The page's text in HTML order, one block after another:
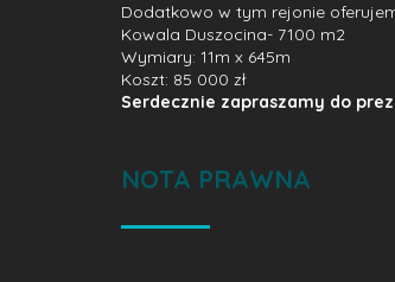
Dodatkowo w tym rejonie
Kowala Duszocina- 7100 m2
Wymiary: 11m x 645m
Koszt: 85 000 zł
Serdecznie zapraszamy do
NOTA PRAWNA